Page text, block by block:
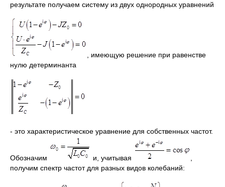
результате получаем систему из двух однородных уравнений
, имеющую решение при равенстве
нулю детерминанта
- это характеристическое уравнение для собственных частот.
Обозначим и, учитывая
получим спектр частот для разных видов колебаний: